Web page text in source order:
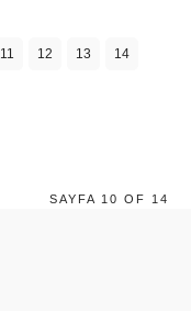
11 12 13 14
SAYFA 10 OF 14